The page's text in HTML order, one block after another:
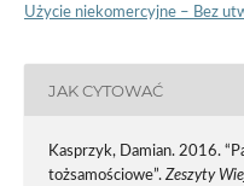
Użycie niekomercyjne – Bez
JAK CYTOWAĆ
Kasprzyk, Damian. 2016.
tożsamościowe”. Zeszyty